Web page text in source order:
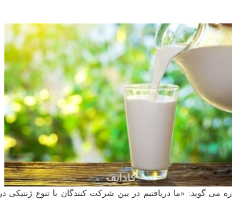
می گوید: «ما دریافتیم در بین شرکت کنندگان با تنوع ژنتیکی در